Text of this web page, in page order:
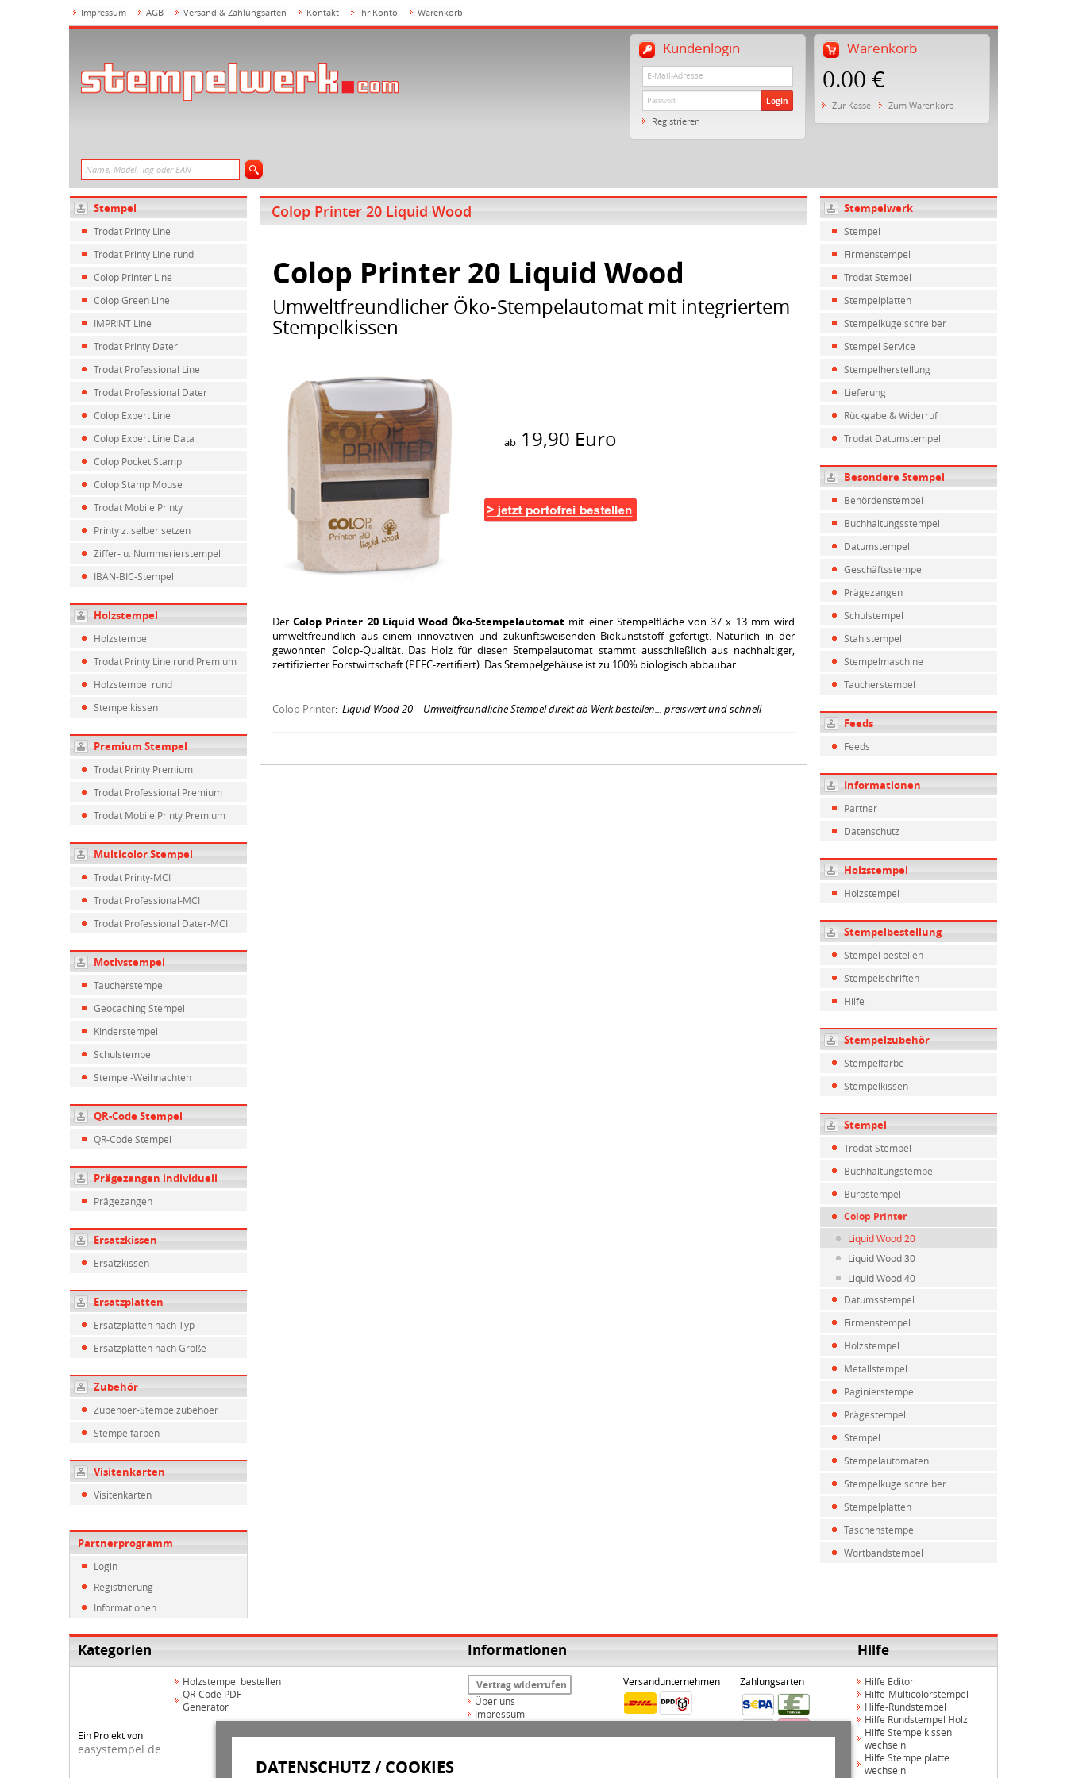
DATENSCHUTZ / COOKIES
Impressum AGB Versand & Zahlungsarten Kontakt Ihr Konto Warenkorb
Warenkorb
0.00 €
Zur Kasse Zum Warenkorb
Kundenlogin
Login
Registrieren
Stempel
Trodat Printy Line
Trodat Printy Line rund
Colop Printer Line
Colop Green Line
IMPRINT Line
Trodat Printy Dater
Trodat Professional Line
Trodat Professional Dater
Colop Expert Line
Colop Expert Line Data
Colop Pocket Stamp
Colop Stamp Mouse
Trodat Mobile Printy
Printy z. selber setzen
Ziffer- u. Nummerierstempel
IBAN-BIC-Stempel
Holzstempel
Holzstempel
Trodat Printy Line rund Premium
Holzstempel rund
Stempelkissen
Premium Stempel
Trodat Printy Premium
Trodat Professional Premium
Trodat Mobile Printy Premium
Multicolor Stempel
Trodat Printy-MCI
Trodat Professional-MCI
Trodat Professional Dater-MCI
Motivstempel
Taucherstempel
Geocaching Stempel
Kinderstempel
Schulstempel
Stempel-Weihnachten
QR-Code Stempel
QR-Code Stempel
Prägezangen individuell
Prägezangen
Ersatzkissen
Ersatzkissen
Ersatzplatten
Ersatzplatten nach Typ
Ersatzplatten nach Größe
Zubehör
Zubehoer-Stempelzubehoer
Stempelfarben
Visitenkarten
Visitenkarten
Partnerprogramm
Login
Registrierung
Informationen
Colop Printer 20 Liquid Wood
Colop Printer 20 Liquid Wood
Umweltfreundlicher Öko-Stempelautomat mit integriertem
Stempelkissen
ab 19,90 Euro
DerColop Printer 20 Liquid Wood Öko-Stempelautomat mit einer Stempelfläche von 37 x 13 mm wird
umweltfreundlich aus einem innovativen und zukunftsweisenden Biokunststoff gefertigt. Natürlich in der
gewohnten Colop-Qualität. Das Holz für diesen Stempelautomat stammt ausschließlich aus nachhaltiger,
zertifizierter Forstwirtschaft (PEFC-zertifiert). Das Stempelgehäuse ist zu 100% biologisch abbaubar.
Colop Printer: Liquid Wood 20 - Umweltfreundliche Stempel direkt ab Werk bestellen... preiswert und schnell
Stempelwerk
Stempel
Firmenstempel
Trodat Stempel
Stempelplatten
Stempelkugelschreiber
Stempel Service
Stempelherstellung
Lieferung
Rückgabe & Widerruf
Trodat Datumstempel
Besondere Stempel
Behördenstempel
Buchhaltungsstempel
Datumstempel
Geschäftsstempel
Prägezangen
Schulstempel
Stahlstempel
Stempelmaschine
Taucherstempel
Feeds
Feeds
Informationen
Partner
Datenschutz
Holzstempel
Holzstempel
Stempelbestellung
Stempel bestellen
Stempelschriften
Hilfe
Stempelzubehör
Stempelfarbe
Stempelkissen
Stempel
Trodat Stempel
Buchhaltungstempel
Bürostempel
Colop Printer
Liquid Wood 20
Liquid Wood 30
Liquid Wood 40
Datumsstempel
Firmenstempel
Holzstempel
Metallstempel
Paginierstempel
Prägestempel
Stempel
Stempelautomaten
Stempelkugelschreiber
Stempelplatten
Taschenstempel
Wortbandstempel
Kategorien Informationen Hilfe
Holzstempel bestellen
QR-Code PDF
Generator
Ein Projekt von
easystempel.de
Vertrag widerrufen
Über uns
Impressum
AGB
Versandunternehmen Zahlungsarten
Hilfe Editor
Hilfe-Multicolorstempel
Hilfe-Rundstempel
Hilfe Rundstempel Holz
Hilfe Stempelkissen
wechseln
Hilfe Stempelplatte
wechseln